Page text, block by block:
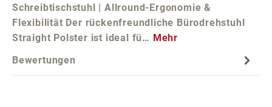
Schreibtischstuhl | Allround-Ergonomie &
Flexibilität Der rückenfreundliche Bürodrehstuhl
Straight Polster ist ideal fü… Mehr
Bewertungen